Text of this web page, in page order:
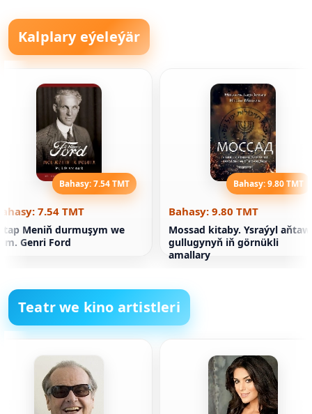
Kalplary eýeleýär
Bahasy: 7.54 TMT
7.54 TMT
Meniň durmuşym we
Genri Ford
Bahasy: 9.80 TMT
Bahasy: 9.80 TMT
Mossad kitaby. Ysraýyl aňtaw
gullugynyň iň görnükli
amallary
Teatr we kino artistleri